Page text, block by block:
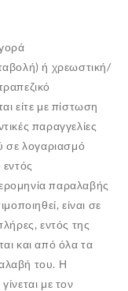
ή χρεωστική/
είτε με πίστωση
παραγγελίες
σε λογαριασμό
παραλαβής
είναι σε
εντός της
και από όλα τα
του. Η
με τον